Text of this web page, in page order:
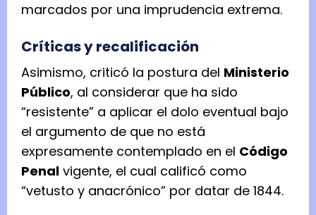
marcados por una imprudencia extrema.
Críticas y recalificación
Asimismo, criticó la postura del Ministerio
Público, al considerar que ha sido
“resistente” a aplicar el dolo eventual bajo
el argumento de que no está
expresamente contemplado en el Código
Penal vigente, el cual calificó como
“vetusto y anacrónico” por datar de 1844.